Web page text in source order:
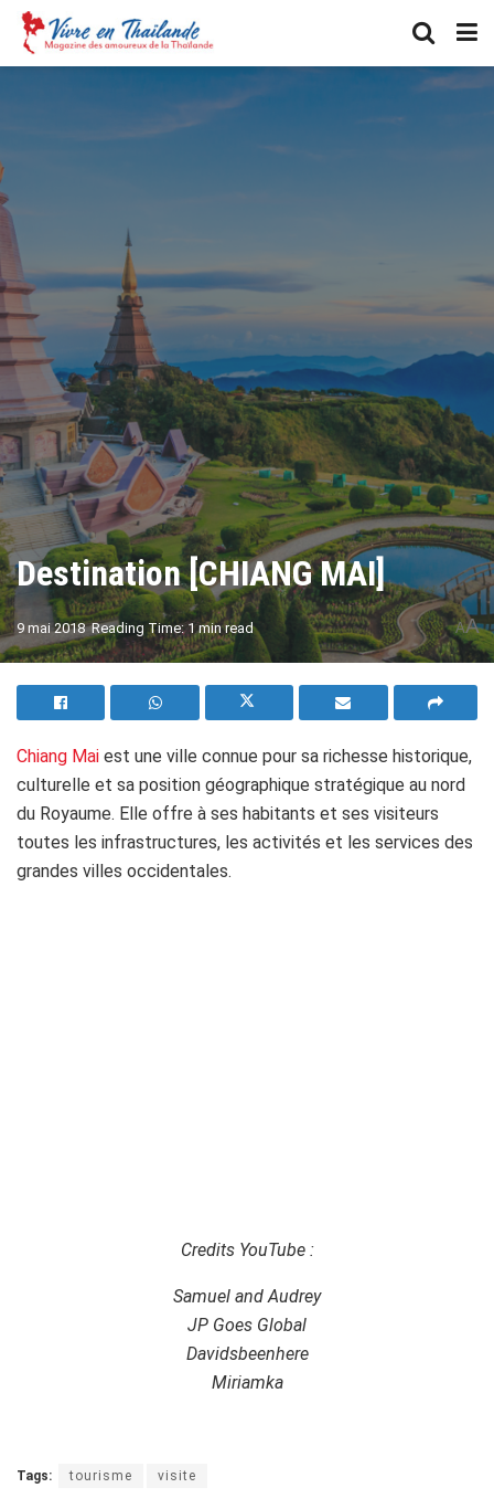
Destination [CHIANG MAI]
9 mai 2018 Reading Time: 1 min read AA
Chiang Mai est une ville connue pour sa richesse historique,
culturelle et sa position géographique stratégique au nord
du Royaume. Elle offre à ses habitants et ses visiteurs
toutes les infrastructures, les activités et les services des
grandes villes occidentales.
Credits YouTube :
Samuel and Audrey
JP Goes Global
Davidsbeenhere
Miriamka
Tags: tourisme visite